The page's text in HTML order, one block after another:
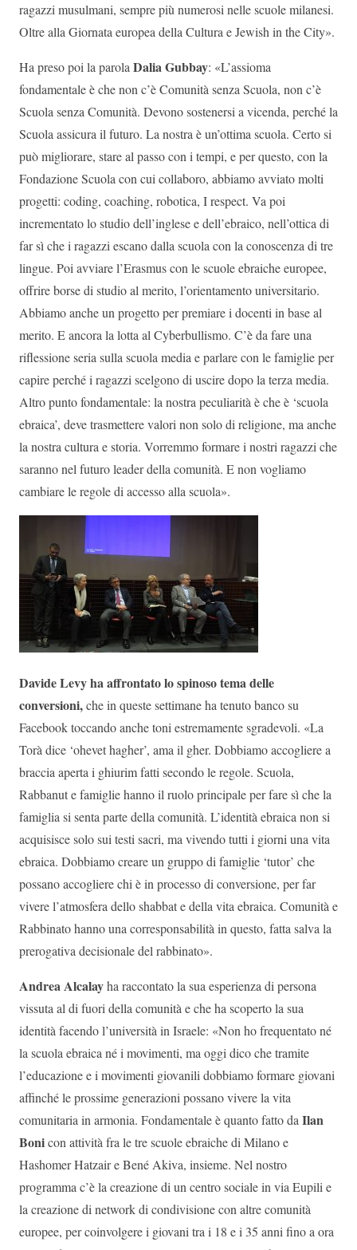
ragazzi musulmani, sempre più numerosi nelle scuole milanesi.
Oltre alla Giornata europea della Cultura e Jewish in the City».
Ha preso poi la parolaDalia Gubbay: «L’assioma
fondamentale è che non c’è Comunità senza Scuola, non c’è
Scuola senza Comunità. Devono sostenersi a vicenda, perché la
Scuola assicura il futuro. La nostra è un’ottima scuola. Certo si
può migliorare, stare al passo con i tempi, e per questo, con la
Fondazione Scuola con cui collaboro, abbiamo avviato molti
progetti: coding, coaching, robotica, I respect. Va poi
incrementato lo studio dell’inglese e dell’ebraico, nell’ottica di
far sì che i ragazzi escano dalla scuola con la conoscenza di tre
lingue. Poi avviare l’Erasmus con le scuole ebraiche europee,
offrire borse di studio al merito, l’orientamento universitario.
Abbiamo anche un progetto per premiare i docenti in base al
merito. E ancora la lotta al Cyberbullismo. C’è da fare una
riflessione seria sulla scuola media e parlare con le famiglie per
capire perché i ragazzi scelgono di uscire dopo la terza media.
Altro punto fondamentale: la nostra peculiarità è che è ‘scuola
ebraica’, deve trasmettere valori non solo di religione, ma anche
la nostra cultura e storia. Vorremmo formare i nostri ragazzi che
saranno nel futuro leader della comunità. E non vogliamo
cambiare le regole di accesso alla scuola».
Davide Levy ha affrontato lo spinoso tema delle
conversioni,che in queste settimane ha tenuto banco su
Facebook toccando anche toni estremamente sgradevoli. «La
Torà dice ‘ohevet hagher’, ama il gher. Dobbiamo accogliere a
braccia aperta i ghiurim fatti secondo le regole. Scuola,
Rabbanut e famiglie hanno il ruolo principale per fare sì che la
famiglia si senta parte della comunità. L’identità ebraica non si
acquisisce solo sui testi sacri, ma vivendo tutti i giorni una vita
ebraica. Dobbiamo creare un gruppo di famiglie ‘tutor’ che
possano accogliere chi è in processo di conversione, per far
vivere l’atmosfera dello shabbat e della vita ebraica. Comunità e
Rabbinato hanno una corresponsabilità in questo, fatta salva la
prerogativa decisionale del rabbinato».
Andrea Alcalayha raccontato la sua esperienza di persona
vissuta al di fuori della comunità e che ha scoperto la sua
identità facendo l’università in Israele: «Non ho frequentato né
la scuola ebraica né i movimenti, ma oggi dico che tramite
l’educazione e i movimenti giovanili dobbiamo formare giovani
affinché le prossime generazioni possano vivere la vita
comunitaria in armonia. Fondamentale è quanto fatto daIlan
Bonicon attività fra le tre scuole ebraiche di Milano e
Hashomer Hatzair e Bené Akiva, insieme. Nel nostro
programma c’è la creazione di un centro sociale in via Eupili e
la creazione di network di condivisione con altre comunità
europee, per coinvolgere i giovani tra i 18 e i 35 anni fino a ora